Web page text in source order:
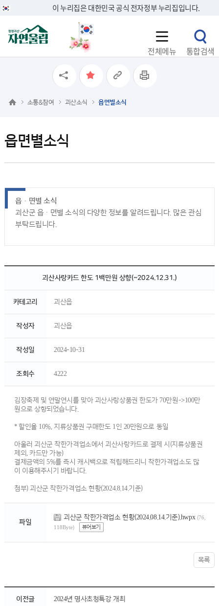
이 누리집은 대한민국 공식 전자정부 누리집입니다.
전체메뉴 통합검색
읍면별소식
소통&참여 괴산소식 읍면별소식
읍ㆍ면별 소식
괴산군 읍ㆍ면별 소식의 다양한 정보를 알려드립니다. 많은 관심
부탁드립니다.
괴산사랑카드 한도 1백만원 상향(~2024.12.31.)
카테고리 괴산읍
작성자 괴산읍
작성일 2024-10-31
조회수 4222
김장축제 및 연말연시를 맞아 괴산사랑상품권 한도가 70만원->100만
원으로 상향되었습니다.
* 할인율 10%, 지류상품권 구매한도 1인 20만원으로 동일
아울러 괴산군 착한가격업소에서 괴산사랑카드로 결제 시(지류상품권
제외, 카드만 가능)
결제금액의 5%를 즉시 캐시백으로 적립해드리니 착한가격업소도 많
이 이용해주시기 바랍니다.
첨부) 괴산군 착한가격업소 현황(2024.8.14.기준)
파일
괴산군 착한가격업소 현황(2024.08.14.기준).hwpx (76,
118Byte)
뷰어보기
목록
이전글 2024년 명사초청특강 개최